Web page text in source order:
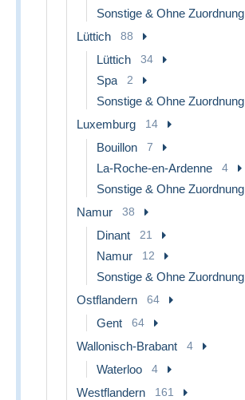
Sonstige & Ohne Zuordnung
Lüttich 88
Lüttich 34
Spa 2
Sonstige & Ohne Zuordnung
Luxemburg 14
Bouillon 7
La-Roche-en-Ardenne 4
Sonstige & Ohne Zuordnung
Namur 38
Dinant 21
Namur 12
Sonstige & Ohne Zuordnung
Ostflandern 64
Gent 64
Wallonisch-Brabant 4
Waterloo 4
Westflandern 161